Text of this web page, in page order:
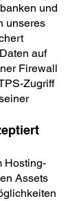
und
unseres
auf
Firewall
Zugriff
Hosting-
Assets